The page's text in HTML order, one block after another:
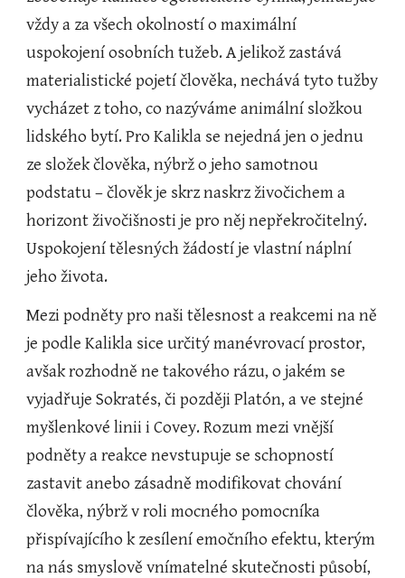
vždy a za všech okolností o maximální
uspokojení osobních tužeb. A jelikož zastává
materialistické pojetí člověka, nechává tyto tužby
vycházet z toho, co nazýváme animální složkou
lidského bytí. Pro Kalikla se nejedná jen o jednu
ze složek člověka, nýbrž o jeho samotnou
podstatu – člověk je skrz naskrz živočichem a
horizont živočišnosti je pro něj nepřekročitelný.
Uspokojení tělesných žádostí je vlastní náplní
jeho života.
Mezi podněty pro naši tělesnost a reakcemi na ně
je podle Kalikla sice určitý manévrovací prostor,
avšak rozhodně ne takového rázu, o jakém se
vyjadřuje Sokratés, či později Platón, a ve stejné
myšlenkové linii i Covey. Rozum mezi vnější
podněty a reakce nevstupuje se schopností
zastavit anebo zásadně modifikovat chování
člověka, nýbrž v roli mocného pomocníka
přispívajícího k zesílení emočního efektu, kterým
na nás smyslově vnímatelné skutečnosti působí,